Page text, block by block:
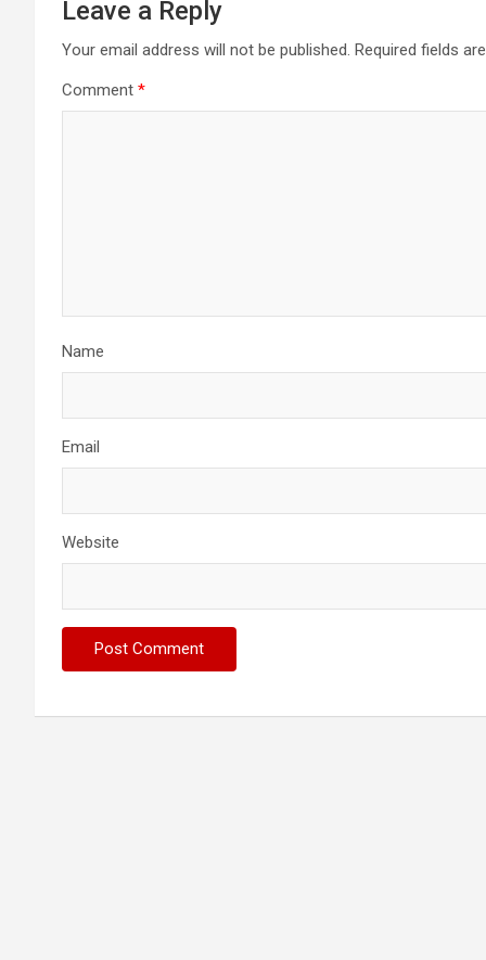
Leave a Reply
Your email address will not be published. Required fields
Comment *
Name
Email
Website